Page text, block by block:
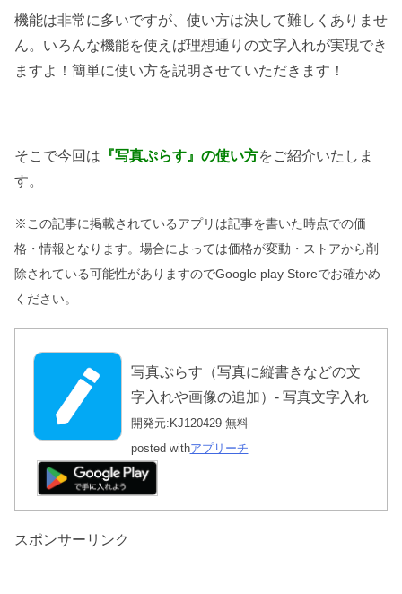
機能は非常に多いですが、使い方は決して難しくありませ
ん。いろんな機能を使えば理想通りの文字入れが実現でき
ますよ！簡単に使い方を説明させていただきます！
そこで今回は 『写真ぷらす 』の使い方をご紹介いたしま
す。
※この記事に掲載されているアプリは記事を書いた時点での価
格・情報となります。場合によっては価格が変動・ストアから削
除されている可能性がありますのでGoogle play Storeでお確かめ
ください。
写真ぷらす（写真に縦書きなどの文
字入れや画像の追加）- 写真文字入れ
開発元: KJ120429 無料
posted withアプリーチ
スポンサーリンク